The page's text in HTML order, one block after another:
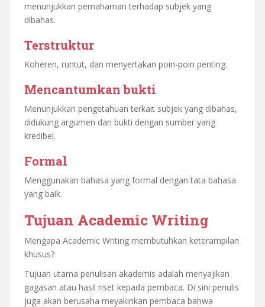
menunjukkan pemahaman terhadap subjek yang
dibahas.
Terstruktur
Koheren, runtut, dan menyertakan poin-poin penting.
Mencantumkan bukti
Menunjukkan pengetahuan terkait subjek yang dibahas,
didukung argumen dan bukti dengan sumber yang
kredibel.
Formal
Menggunakan bahasa yang formal dengan tata bahasa
yang baik.
Tujuan Academic Writing
Mengapa Academic Writing membutuhkan keterampilan
khusus?
Tujuan utama penulisan akademis adalah menyajikan
gagasan atau hasil riset kepada pembaca. Di sini penulis
juga akan berusaha meyakinkan pembaca bahwa